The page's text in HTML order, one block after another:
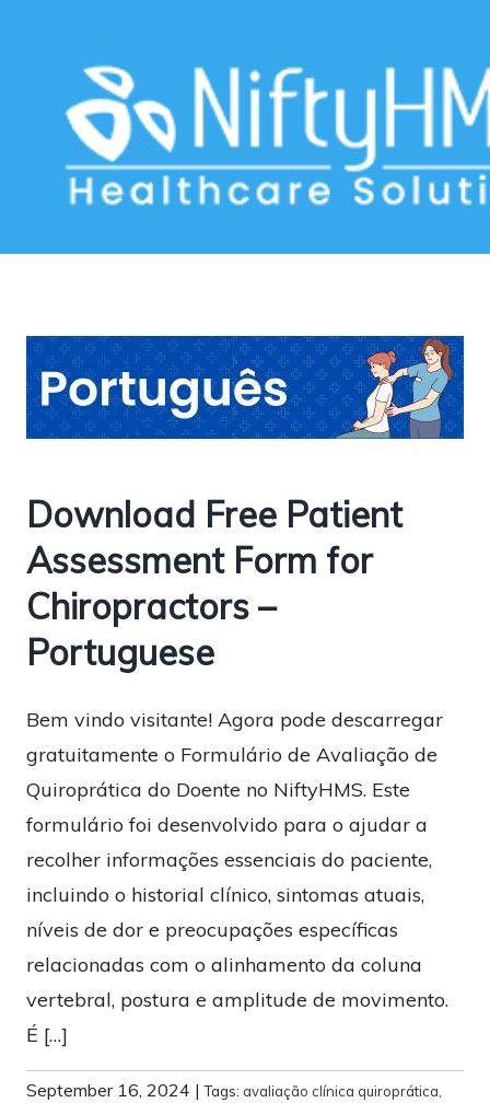
software para clínica de quiropraxia
Download Free Patient
Assessment Form for
Chiropractors –
Portuguese
Bem vindo visitante! Agora pode descarregar
gratuitamente o Formulário de Avaliação de
Quiroprática do Doente no NiftyHMS. Este
formulário foi desenvolvido para o ajudar a
recolher informações essenciais do paciente,
incluindo o historial clínico, sintomas atuais,
níveis de dor e preocupações específicas
relacionadas com o alinhamento da coluna
vertebral, postura e amplitude de movimento.
É […]
September 16, 2024 |Tags: avaliação clínica quiroprática